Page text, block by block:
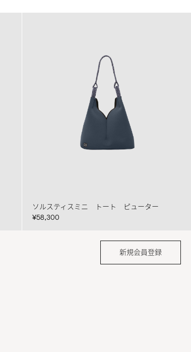
ソルスティスミニ トート ピューター
¥58,300
新規会員登録